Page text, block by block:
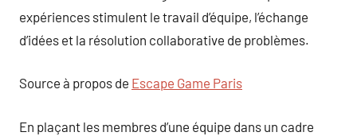
expériences stimulent le travail d’équipe, l’échange
d’idées et la résolution collaborative de problèmes.
Source à propos de Escape Game Paris
En plaçant les membres d’une équipe dans un cadre